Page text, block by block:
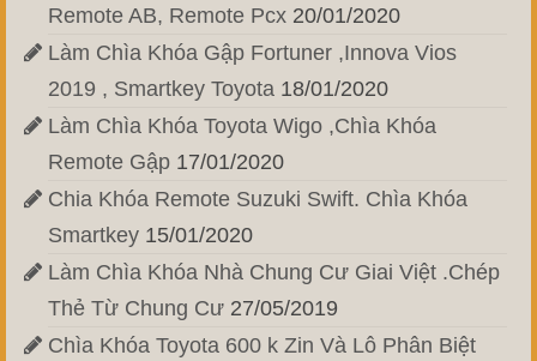
Remote AB, Remote Pcx 20/01/2020
Làm Chìa Khóa Gập Fortuner ,Innova Vios
2019 , Smartkey Toyota 18/01/2020
Làm Chìa Khóa Toyota Wigo ,Chìa Khóa
Remote Gập 17/01/2020
Chia Khóa Remote Suzuki Swift. Chìa Khóa
Smartkey 15/01/2020
Làm Chìa Khóa Nhà Chung Cư Giai Việt .Chép
Thẻ Từ Chung Cư 27/05/2019
Chìa Khóa Toyota 600 k Zin Và Lô Phân Biệt